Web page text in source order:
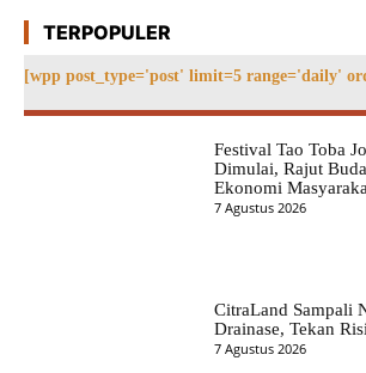
TERPOPULER
[wpp post_type='post' limit=5 range='daily'
Festival Tao Toba
Dimulai, Rajut
Ekonomi
7 Agustus 2026
CitraLand Sampali
Drainase, Tekan
7 Agustus 2026